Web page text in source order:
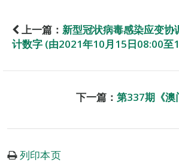
上一篇： 新型冠状病毒感染应变协
计数字 (由2021年10月15日08:00至
下一篇： 第337期《澳
列印本页